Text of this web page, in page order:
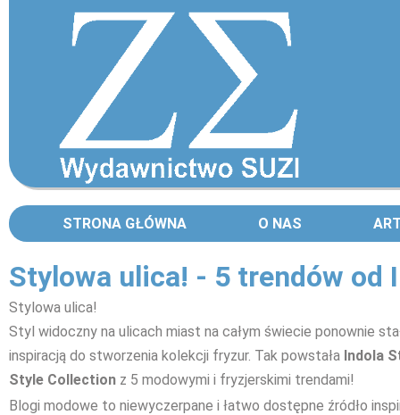
STRONA GŁÓWNA O NAS
Stylowa ulica! - 5 trendów od
Stylowa ulica!
Styl widoczny na ulicach miast na całym świecie ponownie
inspiracją do stworzenia kolekcji fryzur. Tak powstała Indola
Style Collection z 5 modowymi i fryzjerskimi trendami!
Blogi modowe to niewyczerpane i łatwo dostępne źródło